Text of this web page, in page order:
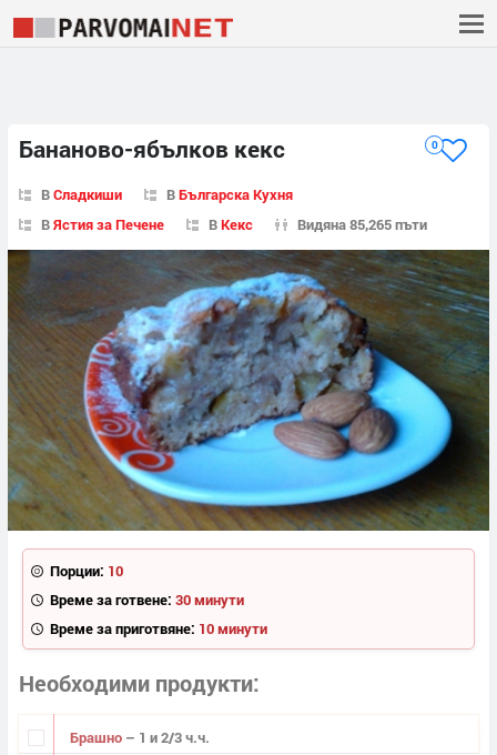
Бананово-ябълков кекс 0
ВСладкиши ВБългарска Кухня
ВЯстия за Печене ВКекс Видяна 85,265 пъти
Порции: 10
Време за готвене: 30 минути
Време за приготвяне: 10 минути
Необходими продукти
Брашно – 1 и 2/3 ч.ч.